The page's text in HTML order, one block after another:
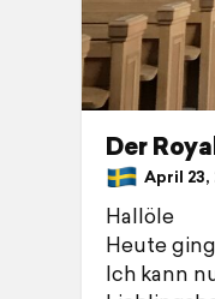
Der
April 23,
Hallöle
Heute
Ich kann